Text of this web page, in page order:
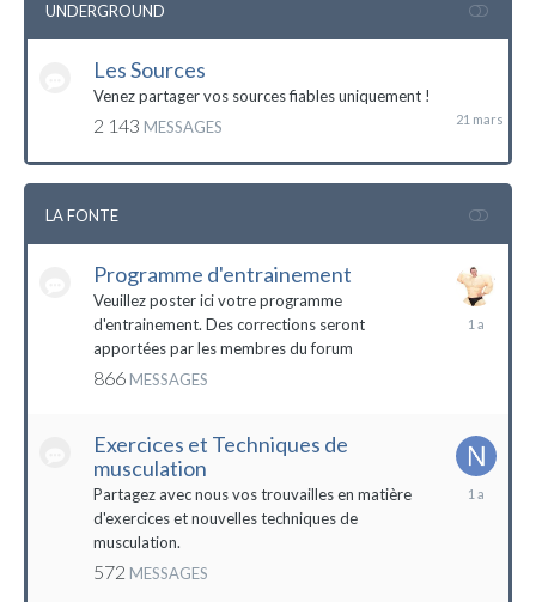
UNDERGROUND
Les Sources
Venez partager vos sources fiables uniquement !
2 143 MESSAGES
LA FONTE
Programme d'entrainement
Veuillez poster ici votre programme
d'entrainement. Des corrections seront
apportées par les membres du forum
866 MESSAGES
20
Exercices et Techniques de
musculation
Partagez avec nous vos trouvailles en matière
d'exercices et nouvelles techniques de
musculation.
572 MESSAGES
25